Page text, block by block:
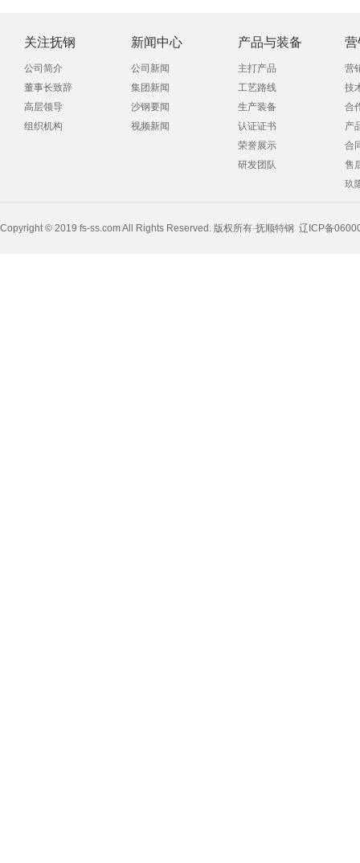
关注抚钢
公司简介
董事长致辞
高层领导
组织机构
新闻中心
公司新闻
集团新闻
沙钢要闻
视频新闻
产品与装备
主打产品
工艺路线
生产装备
认证证书
荣誉展示
研发团队
营
营
技
合
产
合
售
玖
Copyright © 2019 fs-ss.com All Rights Reserved. 版权所有·抚顺特钢 辽ICP备